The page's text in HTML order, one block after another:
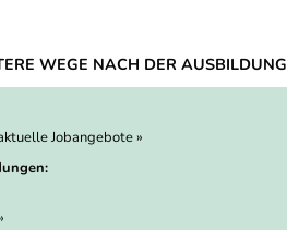
WEGE NACH DER AUSBILDUNG
Jobangebote »